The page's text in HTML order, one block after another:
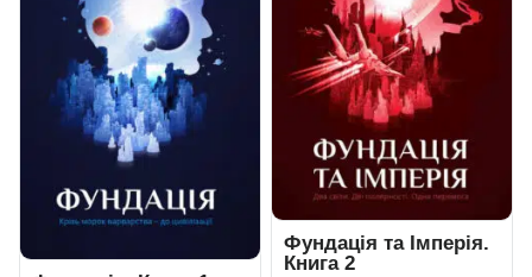
Фундація та Імперія.
Книга 2